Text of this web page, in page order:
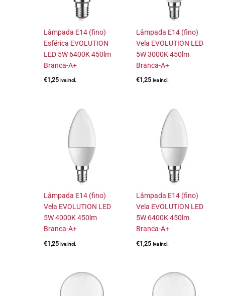
Lâmpada E14 (fino)
Esférica EVOLUTION
LED 5W 6400K 450lm
Branca-A+
€1,25 iva incl.
Lâmpada E14 (fino)
Vela EVOLUTION LED
5W 3000K 450lm
Branca-A+
€1,25 iva incl.
Lâmpada E14 (fino)
Vela EVOLUTION LED
5W 4000K 450lm
Branca-A+
€1,25 iva incl.
Lâmpada E14 (fino)
Vela EVOLUTION LED
5W 6400K 450lm
Branca-A+
€1,25 iva incl.